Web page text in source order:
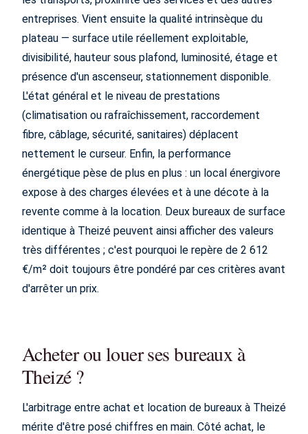
entreprises. Vient ensuite la qualité intrinsèque du
plateau — surface utile réellement exploitable,
divisibilité, hauteur sous plafond, luminosité, étage et
présence d'un ascenseur, stationnement disponible.
L'état général et le niveau de prestations
(climatisation ou rafraîchissement, raccordement
fibre, câblage, sécurité, sanitaires) déplacent
nettement le curseur. Enfin, la performance
énergétique pèse de plus en plus : un local énergivore
expose à des charges élevées et à une décote à la
revente comme à la location. Deux bureaux de surface
identique à Theizé peuvent ainsi afficher des valeurs
très différentes ; c'est pourquoi le repère de 2 612
€/m² doit toujours être pondéré par ces critères avant
d'arrêter un prix.
Acheter ou louer ses bureaux à
Theizé ?
L'arbitrage entre achat et location de bureaux à Theizé
mérite d'être posé chiffres en main. Côté achat, le